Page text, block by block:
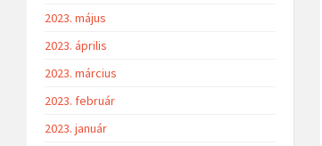
2023. május
2023. április
2023. március
2023. február
2023. január